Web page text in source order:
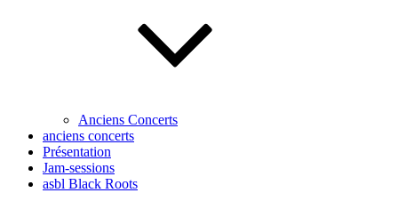
Anciens Concerts
anciens concerts
Présentation
Jam-sessions
asbl Black Roots